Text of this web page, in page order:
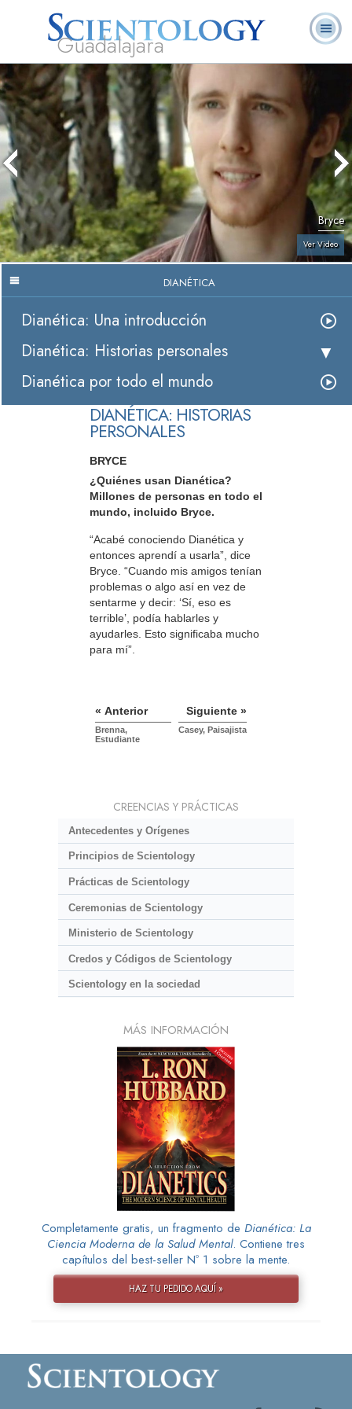
Guadalajara
L. Ronald
Hubbard
¿Qué es
Scientology?
Ministros
Voluntarios
Bryce
Ver Video
DIANÉTICA
Dianética: Una introducción
Dianética: Historias personales
Dianética por todo el mundo
DIANÉTICA: HISTORIAS
PERSONALES
BRYCE
¿Quiénes usan Dianética?
Millones de personas en todo el
mundo, incluido Bryce.
“Acabé conociendo Dianética y
entonces aprendí a usarla”, dice
Bryce. “Cuando mis amigos tenían
problemas o algo así en vez de
sentarme y decir: ‘Sí, eso es
terrible’, podía hablarles y
ayudarles. Esto significaba mucho
para mí”.
« Anterior
Brenna,
Estudiante
Siguiente »
Casey, Paisajista
CREENCIAS Y PRÁCTICAS
Antecedentes y Orígenes
Principios de Scientology
Prácticas de Scientology
Ceremonias de Scientology
Ministerio de Scientology
Credos y Códigos de Scientology
Scientology en la sociedad
MÁS INFORMACIÓN
Completamente gratis, un fragmento de Dianética: La
Ciencia Moderna de la Salud Mental. Contiene tres
capítulos del best-seller Nº 1 sobre la mente.
HAZ TU PEDIDO AQUÍ »